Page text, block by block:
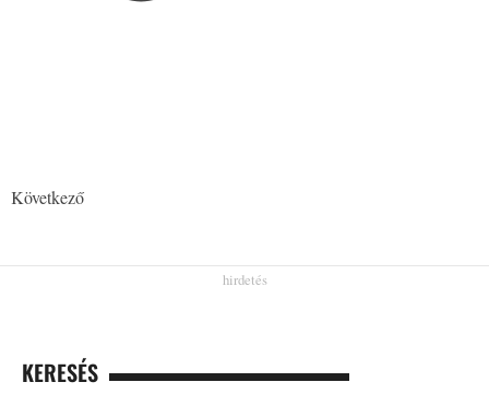
Következő
KERESÉS